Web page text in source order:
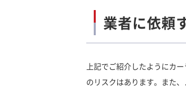
業者に依頼
上記でご紹介したようにカ
のリスクはあります。また